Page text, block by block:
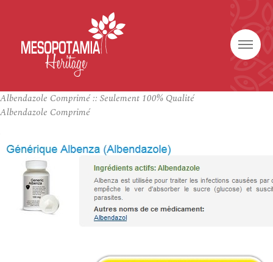
Albendazole Comprimé :: Seulement 100% Qualité
Albendazole Comprimé